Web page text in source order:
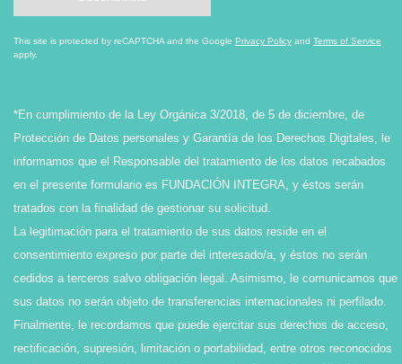
This site is protected by reCAPTCHA and the Google Privacy Policy and Terms of Service
apply.
*En cumplimiento de la Ley Orgánica 3/2018, de 5 de diciembre, de
Protección de Datos personales y Garantía de los Derechos Digitales, le
informamos que el Responsable del tratamiento de los datos recabados
en el presente formulario es FUNDACIÓN INTEGRA, y éstos serán
tratados con la finalidad de gestionar su solicitud.
La legitimación para el tratamiento de sus datos reside en el
consentimiento expreso por parte del interesado/a, y éstos no serán
cedidos a terceros salvo obligación legal. Asimismo, le comunicamos que
sus datos no serán objeto de transferencias internacionales ni perfilado.
Finalmente, le recordamos que puede ejercitar sus derechos de acceso,
rectificación, supresión, limitación o portabilidad, entre otros reconocidos